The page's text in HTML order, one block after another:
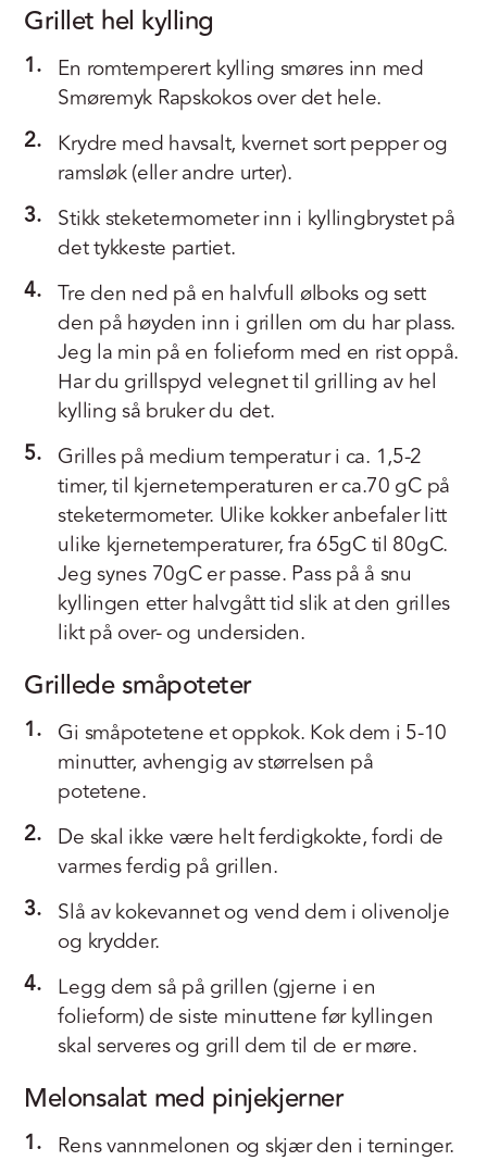
Grillet hel kylling
1. En romtemperert kylling smøres inn med
Smøremyk Rapskokos over det hele.
2. Krydre med havsalt, kvernet sort pepper og
ramsløk (eller andre urter).
3. Stikk steketermometer inn i kyllingbrystet på
det tykkeste partiet.
4. Tre den ned på en halvfull ølboks og sett
den på høyden inn i grillen om du har plass.
Jeg la min på en folieform med en rist oppå.
Har du grillspyd velegnet til grilling av hel
kylling så bruker du det.
5. Grilles på medium temperatur i ca. 1,5-2
timer, til kjernetemperaturen er ca.70 gC på
steketermometer. Ulike kokker anbefaler litt
ulike kjernetemperaturer, fra 65gC til 80gC.
Jeg synes 70gC er passe. Pass på å snu
kyllingen etter halvgått tid slik at den grilles
likt på over- og undersiden.
Grillede småpoteter
1. Gi småpotetene et oppkok. Kok dem i 5-10
minutter, avhengig av størrelsen på
potetene.
2. De skal ikke være helt ferdigkokte, fordi de
varmes ferdig på grillen.
3. Slå av kokevannet og vend dem i olivenolje
og krydder.
4. Legg dem så på grillen (gjerne i en
folieform) de siste minuttene før kyllingen
skal serveres og grill dem til de er møre.
Melonsalat med pinjekjerner
1. Rens vannmelonen og skjær den i terninger.